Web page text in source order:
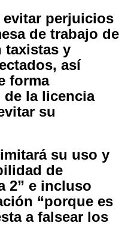
evitar perjuicios
de trabajo de
taxistas y
así
forma
de la licencia
su
su uso y
de
2” e incluso
“porque es
a falsear los